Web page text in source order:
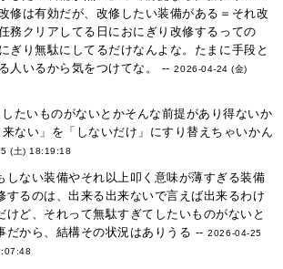
修は有効だが、改修したい装備がある＝それ改
務クリアしてる日におにぎり改修するっての
ぎり無駄にしてるだけなんよな。たまに手段と
人いるから気をつけてな。 --2026-04-24 (金)
たいものがないとかそんな前提があり得ないか
来ない」を「しないだけ」にすり替えちゃいかん
(土) 18:19:18
しない装備やそれ以上叩く意味が薄すぎる装備
するのは、出来る出来ないで言えば出来るわけ
けど、それって無駄すぎてしたいものがないと
だから、結構その状況はありうる --2026-04-25